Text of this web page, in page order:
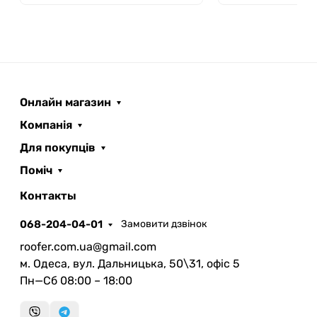
Онлайн магазин
Компанія
Для покупців
Поміч
Контакты
068-204-04-01 Замовити дзвінок
roofer.com.ua@gmail.com
м. Одеса, вул. Дальницька, 50\31, офіс 5
Пн—Сб 08:00 – 18:00